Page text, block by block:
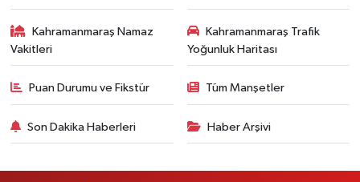
Kahramanmaraş Namaz
Vakitleri
Kahramanmaraş Trafik
Yoğunluk Haritası
Puan Durumu ve Fikstür Tüm Manşetler
Son Dakika Haberleri Haber Arşivi